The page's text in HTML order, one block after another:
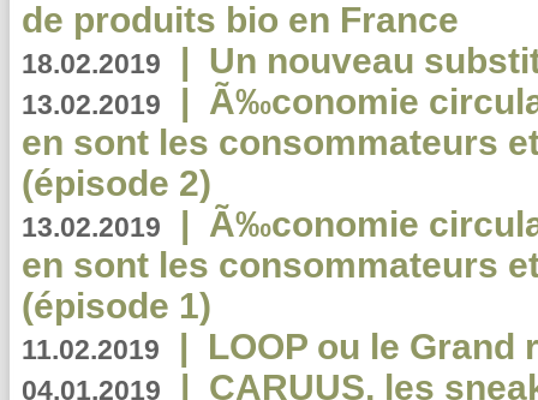
de produits bio en France
18.02.2019 | Un nouveau
13.02.2019 | Ã‰conomie
en sont les consommateurs
(épisode 2)
13.02.2019 | Ã‰conomie
en sont les consommateurs
(épisode 1)
11.02.2019 | LOOP ou le Grand
04.01.2019 | CARUUS, les